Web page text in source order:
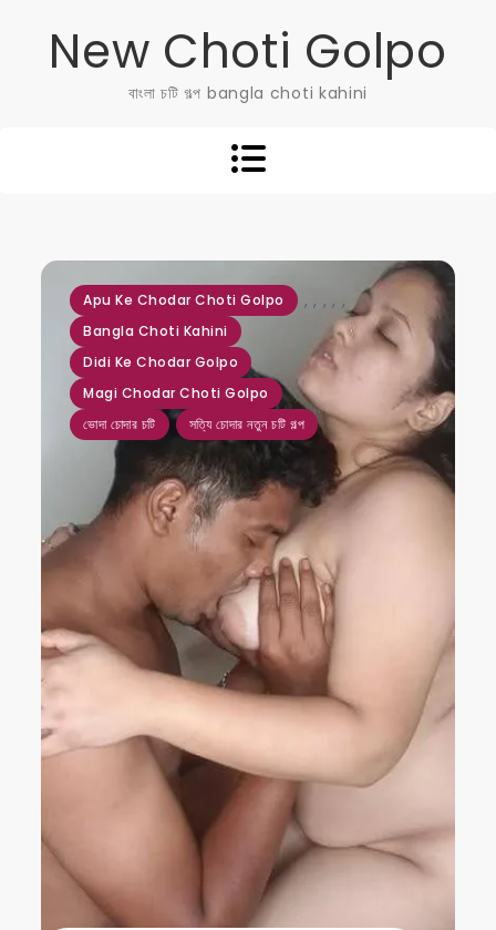
New Choti Golpo
বাংলা চটি গল্প bangla choti kahini
Apu Ke Chodar Choti Golpo ,
Bangla Choti Kahini
,
Didi Ke Chodar Golpo
,
Magi Chodar Choti Golpo
,
ভোদা চোদার চটি
,
সত্যি চোদার নতুন চটি গল্প